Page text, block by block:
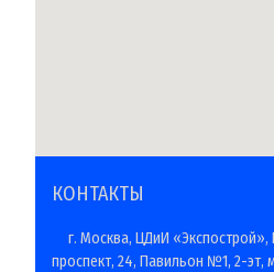
КОНТАКТЫ
г. Москва, ЦДиИ «Экспострой»,
проспект, 24, Павильон №1, 2-